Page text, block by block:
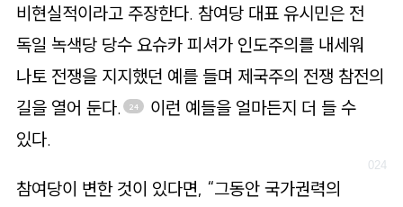
비현실적이라고 주장한다. 참여당 대표 유시민은 전
독일 녹색당 당수 요슈카 피셔가 인도주의를 내세워
나토 전쟁을 지지했던 예를 들며 제국주의 전쟁 참전의
길을 열어 둔다.
24
이런 예들을 얼마든지 더 들 수
있다.
참여당이 변한 것이 있다면, “그동안 국가권력의